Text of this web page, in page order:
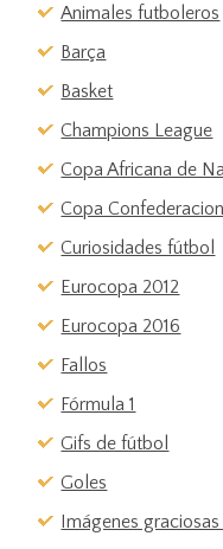
Animales futboleros
Barça
Basket
Champions League
Copa Africana de
Copa
Curiosidades fútbol
Eurocopa 2012
Eurocopa 2016
Fallos
Fórmula 1
Gifs de fútbol
Goles
Imágenes